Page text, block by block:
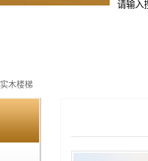
实木楼梯